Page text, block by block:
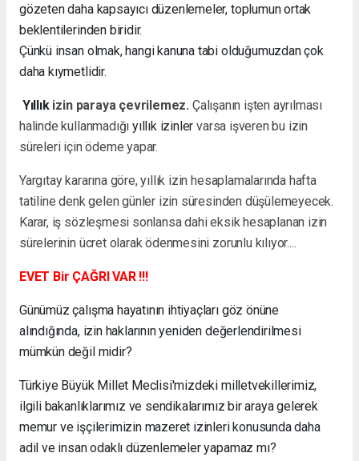
gözeten daha kapsayıcı düzenlemeler, toplumun ortak
beklentilerinden biridir.
Çünkü insan olmak, hangi kanuna tabi olduğumuzdan çok
daha kıymetlidir.
Yıllıkizin paraya çevrilemez. Çalışanın işten ayrılması
halinde kullanmadığı yıllık izinler varsa işveren bu izin
süreleri için ödeme yapar.
Yargıtay kararına göre, yıllık izin hesaplamalarında hafta
tatiline denk gelen günler izin süresinden düşülemeyecek.
Karar, iş sözleşmesi sonlansa dahi eksik hesaplanan izin
sürelerinin ücret olarak ödenmesini zorunlu kılıyor....
EVET Bir ÇAĞRI VAR !!!
Günümüz çalışma hayatının ihtiyaçları göz önüne
alındığında, izin haklarının yeniden değerlendirilmesi
mümkün değil midir?
Türkiye Büyük Millet Meclisi'mizdeki milletvekillerimiz,
ilgili bakanlıklarımız ve sendikalarımız bir araya gelerek
memur ve işçilerimizin mazeret izinleri konusunda daha
adil ve insan odaklı düzenlemeler yapamaz mı?